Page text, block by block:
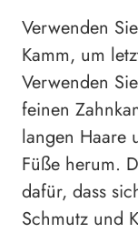
Verwenden
Kamm, um
Verwenden
feinen
langen Haare
Füße herum.
dafür, dass
Schmutz und